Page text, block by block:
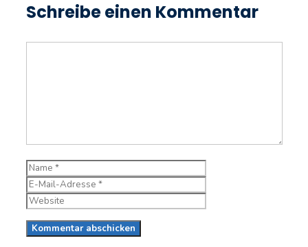
Schreibe einen Kommentar
Name
Mail-
Adresse